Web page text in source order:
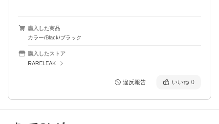
購入した商品
カラー/Black/ブラック
購入したストア
RARELEAK
違反報告 いいね 0